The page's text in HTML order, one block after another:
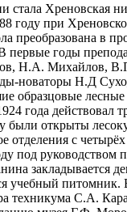
стала Хреновская
году при
преобразована в
первые годы
Н.А. Михайлов,
новаторы Н.Д
образцовые
года действовал
были открыты
отделения с
под руководством
закладывается
учебный питомник.
техникума С.А.